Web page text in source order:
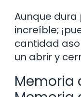
Aunque
increíble;
cantidad
un abrir y
Memoria